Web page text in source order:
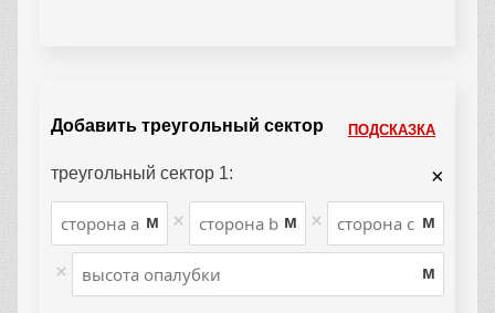
Добавить треугольный сектор ПОДСКАЗКА
треугольный сектор 1:
м × м × м
× м
×